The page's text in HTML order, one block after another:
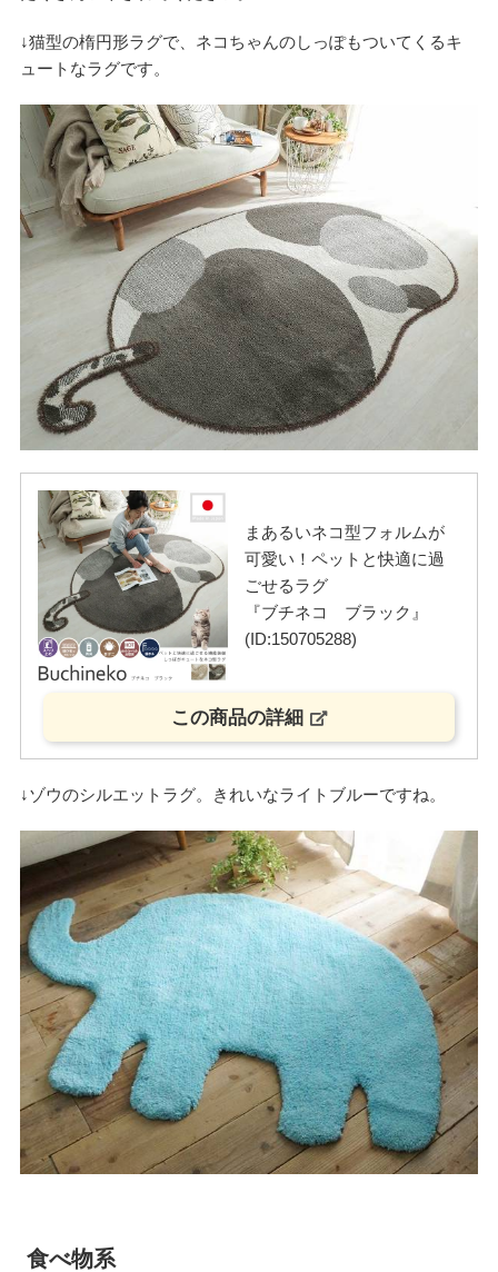
↓猫型の楕円形ラグで、ネコちゃんのしっぽもついてくるキ
ュートなラグです。
まあるいネコ型フォルムが
可愛い！ペットと快適に過
ごせるラグ
『ブチネコ ブラック』
(ID:150705288)
この商品の詳細
↓ゾウのシルエットラグ。きれいなライトブルーですね。
食べ物系